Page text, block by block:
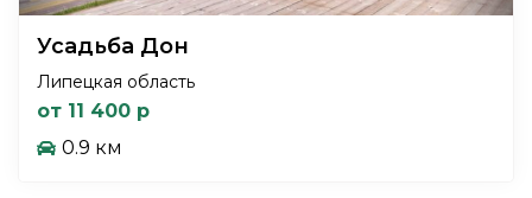
Усадьба Дон
Липецкая область
от 11 400 р
0.9 км